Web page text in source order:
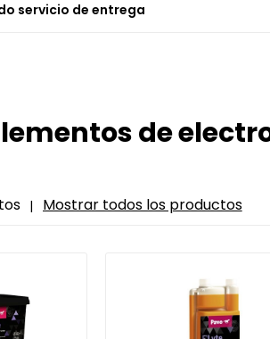
servicio de entrega
de
| Mostrar todos los productos